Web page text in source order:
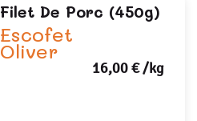
Filet De Porc (450g)
Escofet
Oliver
16,00 €/kg